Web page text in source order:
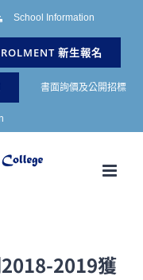
School Information
新生報名
書面詢價及公開招標
2019獲